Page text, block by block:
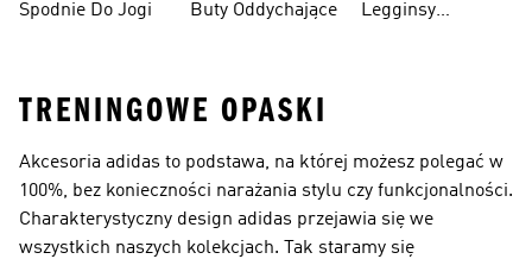
Spodnie Do Jogi
Buty Oddychające
Legginsy
TRENINGOWE OPASKI
Akcesoria adidas to podstawa, na której możesz polegać w
100%, bez konieczności narażania stylu czy funkcjonalności.
Charakterystyczny design adidas przejawia się we
wszystkich naszych kolekcjach. Tak staramy się